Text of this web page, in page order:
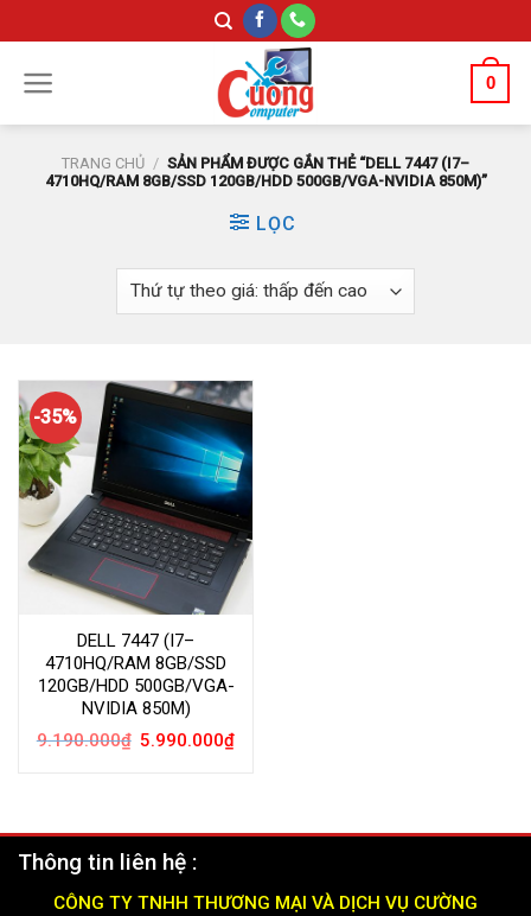
to
content
0
TRANG CHỦ / SẢN PHẨM ĐƯỢC GẮN THẺ “DELL 7447 (I7–
4710HQ/RAM 8GB/SSD 120GB/HDD 500GB/VGA-NVIDIA 850M)”
LỌC
-35%
DELL 7447 (I7–
4710HQ/RAM 8GB/SSD
120GB/HDD 500GB/VGA-
NVIDIA 850M)
9.190.000₫ Giá
5.990.000₫Giá
Thông tin liên hệ :
CÔNG TY TNHH THƯƠNG MẠI VÀ DỊCH VỤ CƯỜNG